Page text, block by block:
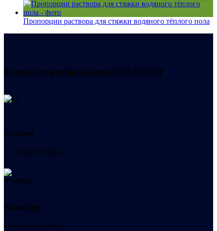
Пропорции раствора для стяжки водяного тёплого пола
Контактная информация HELPSANT
Телефон
+7 (978) 515-999-7
WhatsApp
+7 (978) 515-999-7